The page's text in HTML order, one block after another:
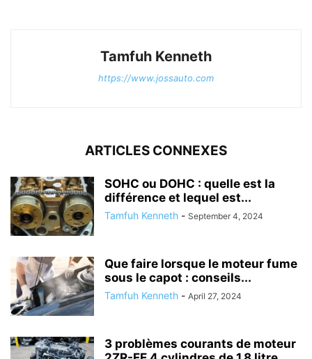
Tamfuh Kenneth
https://www.jossauto.com
ARTICLES CONNEXES
SOHC ou DOHC : quelle est la
différence et lequel est...
Tamfuh Kenneth - September 4, 2024
Que faire lorsque le moteur fume
sous le capot : conseils...
Tamfuh Kenneth - April 27, 2024
3 problèmes courants de moteur